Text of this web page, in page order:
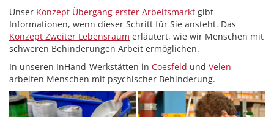
Unser Konzept Übergang erster Arbeitsmarkt gibt
Informationen, wenn dieser Schritt für Sie ansteht. Das
Konzept Zweiter Lebensraum erläutert, wie wir Menschen mit
schweren Behinderungen Arbeit ermöglichen.
In unseren InHand-Werkstätten in Coesfeld und Velen
arbeiten Menschen mit psychischer Behinderung.